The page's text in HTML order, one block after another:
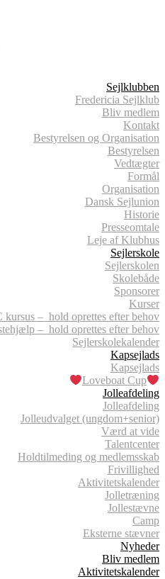
Sejlklubben
Fredericia Sejlklub
Bliv medlem
Kontakt
Bestyrelsen og Organisation
Bestyrelsen
Vedtægter
Formål
Organisation
Dansk Sejlunion
Historie
Presseomtale
Leje af Klubhus
Sejlerskole
Sejlerskolen
Skolebåde
Sponsorer
Kurser
kursus – hold oprettes efter behov
– hold oprettes efter behov
Sejlerskolekalender
Kapsejlads
Kapsejlads
Loveboat Cup
Jolleafdeling
Jolleafdeling
Jolleudvalget (ungdom+senior)
Værd at vide
Talentcenter
Holdtilmeding og medlemsskab
Frivillighed
Aktivitetskalender
Jolletræning
Jollestævne
Camp
Eksterne stævner
Nyheder
Bliv medlem
Aktivitetskalender